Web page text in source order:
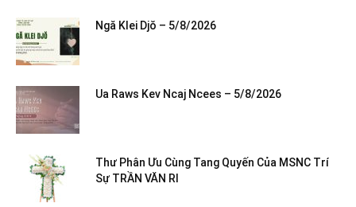
Ngă Klei Djŏ – 5/8/2026
Ua Raws Kev Ncaj Ncees – 5/8/2026
Thư Phân Ưu Cùng Tang Quyến Của MSNC Trí
Sự TRẦN VĂN RI